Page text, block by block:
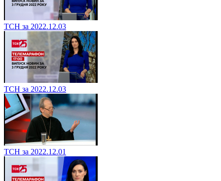
ТСН за 2022.12.03
ТСН за 2022.12.03
ТСН за 2022.12.01